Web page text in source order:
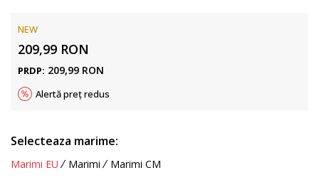
NEW
209,99 RON
PRDP: 209,99 RON
Alertă preț redus
Selecteaza marime:
Marimi EU Marimi Marimi CM